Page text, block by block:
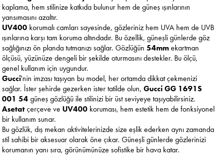
kaplama, hem stilinize katkıda bulunur hem de güneş ışınlarının
yansımasını azaltır.
UV400 korumalı camları sayesinde, gözleriniz hem UVA hem de UVB
ışınlarına karşı tam koruma altındadır. Bu özellik, güneşli günlerde göz
sağlığınızı ön planda tutmanızı sağlar. Gözlüğün54mmekartman
ölçüsü, yüzünüze dengeli bir şekilde oturmasını destekler. Bu ölçü,
genel kullanım için uygundur.
Gucci'nin imzası taşıyan bu model, her ortamda dikkat çekmenizi
sağlar. İster şehirde gezerken ister tatilde olun,Gucci GG 1691S
001 54güneş gözlüğü ile stilinizi bir üst seviyeye taşıyabilirsiniz.
Asetatçerçeve ve UV400 koruması, hem estetik hem de fonksiyonel
bir kullanım sunar.
Bu gözlük, dış mekan aktivitelerinizde size eşlik ederken aynı zamanda
stil sahibi bir aksesuar olarak öne çıkar. Güneşli günlerde gözlerinizi
korumanın yanı sıra, görünümünüze sofistike bir hava katar.